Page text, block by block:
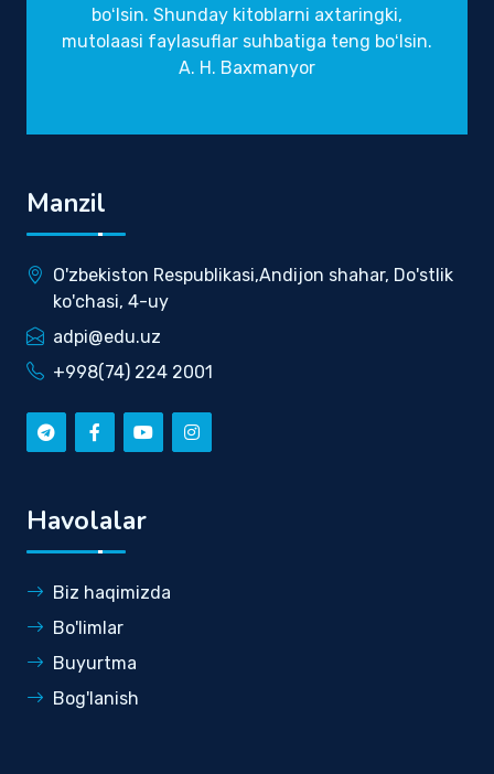
boʻlsin. Shunday kitoblarni axtaringki,
mutolaasi faylasuflar suhbatiga teng boʻlsin.
A. H. Baxmanyor
Manzil
O'zbekiston Respublikasi,Andijon shahar, Do'stlik
ko'chasi, 4-uy
adpi@edu.uz
+998(74) 224 2001
Havolalar
Biz haqimizda
Bo'limlar
Buyurtma
Bog'lanish